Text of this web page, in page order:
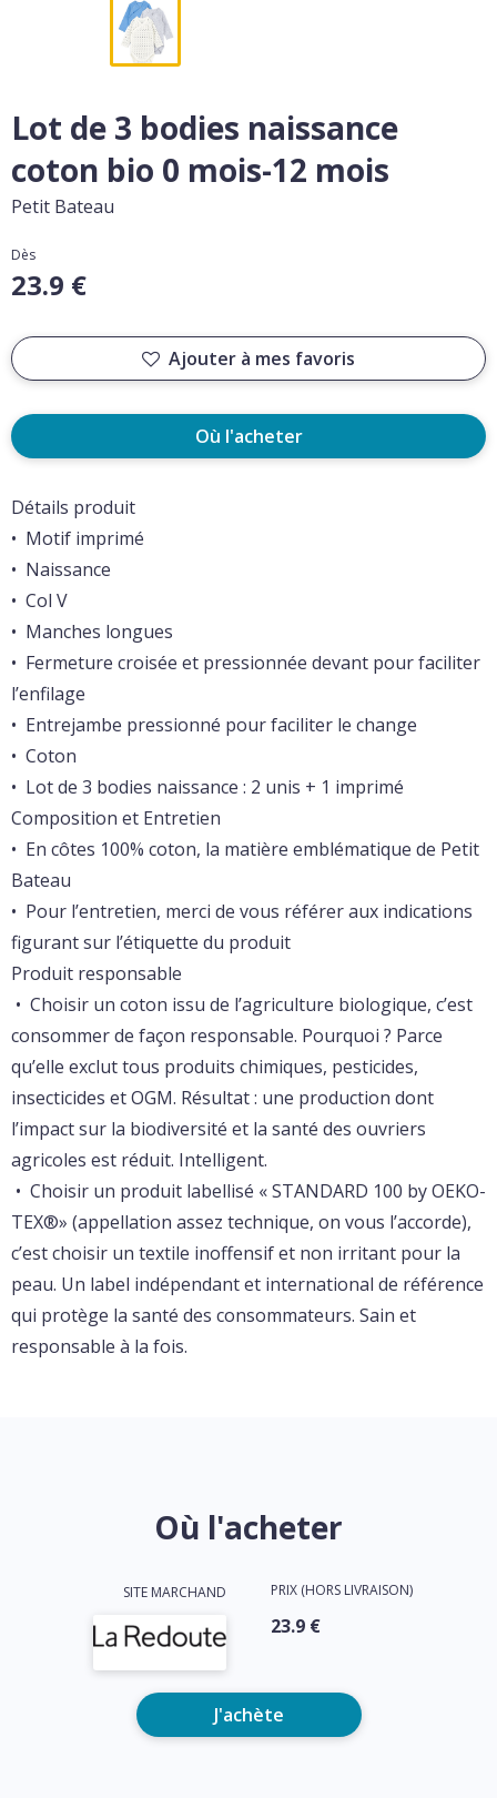
Lot de 3 bodies naissance
coton bio 0 mois-12 mois
Petit Bateau
Dès
23.9 €
Ajouter à mes favoris
Où l'acheter
Détails produit
• Motif imprimé
• Naissance
• Col V
• Manches longues
• Fermeture croisée et pressionnée devant pour faciliter
l’enfilage
• Entrejambe pressionné pour faciliter le change
• Coton
• Lot de 3 bodies naissance : 2 unis + 1 imprimé
Composition et Entretien
• En côtes 100% coton, la matière emblématique de Petit
Bateau
• Pour l’entretien, merci de vous référer aux indications
figurant sur l’étiquette du produit
Produit responsable
• Choisir un coton issu de l’agriculture biologique, c’est
consommer de façon responsable. Pourquoi ? Parce
qu’elle exclut tous produits chimiques, pesticides,
insecticides et OGM. Résultat : une production dont
l’impact sur la biodiversité et la santé des ouvriers
agricoles est réduit. Intelligent.
• Choisir un produit labellisé « STANDARD 100 by OEKO-
TEX®» (appellation assez technique, on vous l’accorde),
c’est choisir un textile inoffensif et non irritant pour la
peau. Un label indépendant et international de référence
qui protège la santé des consommateurs. Sain et
responsable à la fois.
Où l'acheter
SITE MARCHAND PRIX (HORS LIVRAISON)
23.9 €
J'achète